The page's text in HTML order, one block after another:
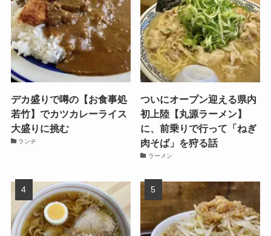
デカ盛りで噂の【お食事処
若竹】でカツカレーライス
大盛りに挑む
ランチ
ついにオープン迎える県内
初上陸【丸源ラーメン】
に、前乗りで行って「ねぎ
肉そば」を狩る話
ラーメン